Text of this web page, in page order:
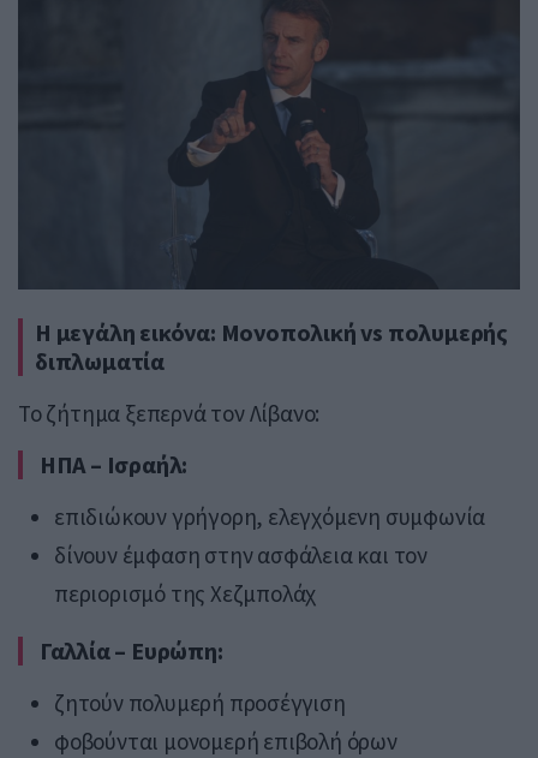
Η μεγάλη εικόνα: Μονοπολική vs πολυμερής
διπλωματία
Το ζήτημα ξεπερνά τον Λίβανο:
ΗΠΑ – Ισραήλ:
επιδιώκουν γρήγορη, ελεγχόμενη συμφωνία
δίνουν έμφαση στην ασφάλεια και τον
περιορισμό της Χεζμπολάχ
Γαλλία – Ευρώπη:
ζητούν πολυμερή προσέγγιση
φοβούνται μονομερή επιβολή όρων